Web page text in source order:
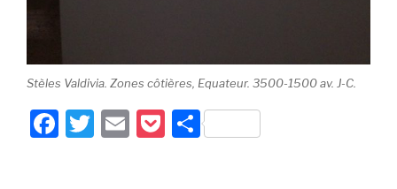
Stèles Valdivia. Zones côtières, Equateur. 3500-1500 av. J-C.
F
T
E
P P